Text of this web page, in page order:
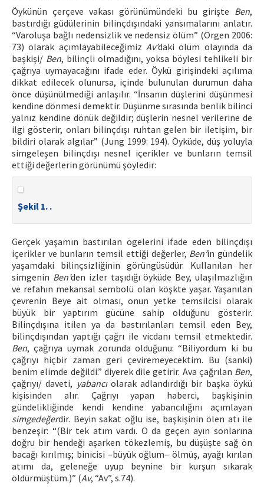
Öykünün çerçeve vakası görünümündeki bu girişte Ben,
bastırdığı güdülerinin bilinçdışındaki yansımalarını anlatır.
“Varoluşa bağlı nedensizlik ve nedensiz ölüm” (Örgen 2006:
73) olarak açımlayabileceğimiz Av’daki ölüm olayında da
başkişi/ Ben, bilinçli olmadığını, yoksa böylesi tehlikeli bir
çağrıya uymayacağını ifade eder. Öykü girişindeki açılıma
dikkat edilecek olunursa, içinde bulunulan durumun daha
önce düşünülmediği anlaşılır. “İnsanın düşlerini düşünmesi
kendine dönmesi demektir. Düşünme sırasında benlik bilinci
yalnız kendine dönük değildir; düşlerin nesnel verilerine de
ilgi gösterir, onları bilinçdışı ruhtan gelen bir iletişim, bir
bildiri olarak algılar” (Jung 1999: 194). Öyküde, düş yoluyla
simgeleşen bilinçdışı nesnel içerikler ve bunların temsil
ettiği değerlerin görünümü şöyledir:
Şekil 1. .
Gerçek yaşamın bastırılan ögelerini ifade eden bilinçdışı
içerikler ve bunların temsil ettiği değerler, Ben’in gündelik
yaşamdaki bilinçsizliğinin görüngüsüdür. Kullanılan her
simgenin Ben’den izler taşıdığı öyküde Bey, ulaşılmazlığın
ve refahın mekansal sembolü olan köşkte yaşar. Yaşanılan
çevrenin Beye ait olması, onun yetke temsilcisi olarak
büyük bir yaptırım gücüne sahip olduğunu gösterir.
Bilinçdışına itilen ya da bastırılanları temsil eden Bey,
bilinçdışından yaptığı çağrı ile vicdanı temsil etmektedir.
Ben, çağrıya uymak zorunda olduğunu: “Biliyordum ki bu
çağrıyı hiçbir zaman geri çeviremeyecektim. Bu (sanki)
benim elimde değildi.” diyerek dile getirir. Ava çağrılan Ben,
çağrıyı/ daveti, yabancıolarak adlandırdığı bir başka öykü
kişisinden alır. Çağrıyı yapan haberci, başkişinin
gündelikliğinde kendi kendine yabancılığını açımlayan
simgedeğerdir. Beyin sakat oğlu ise, başkişinin ölen atı ile
benzeşir: “(Bir tek atım vardı. O da geçen ayın sonlarına
doğru bir hendeği aşarken tökezlemiş, bu düşüşte sağ ön
bacağı kırılmış; binicisi –büyük oğlum– ölmüş, ayağı kırılan
atımı da, geleneğe uyup beynine bir kurşun sıkarak
öldürmüştüm.)” (Av, “Av”, s.74).